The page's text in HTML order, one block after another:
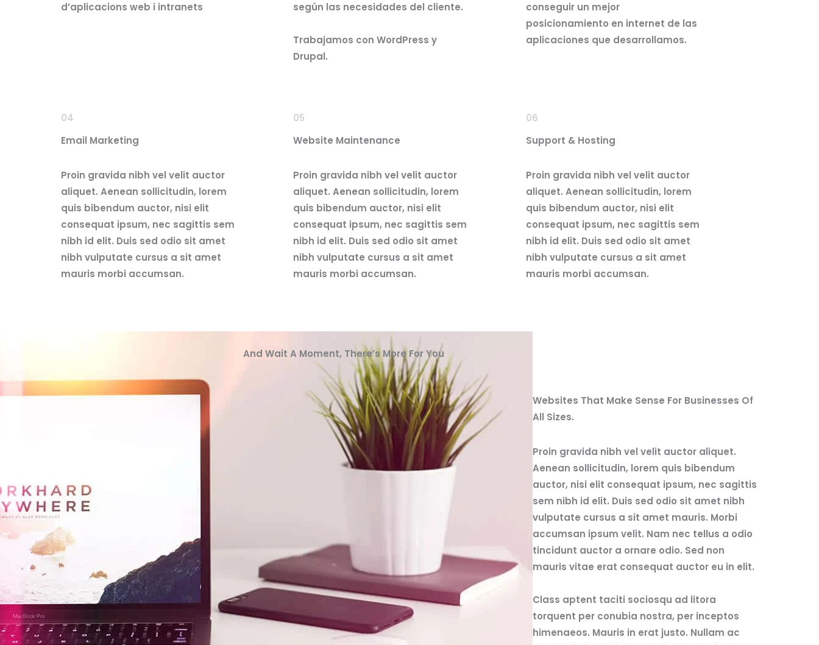
d’aplicacions web i intranets
según las necesidades del cliente.
Trabajamos con WordPress y
Drupal.
conseguir un mejor
posicionamiento en internet de las
aplicaciones que desarrollamos.
04
Email Marketing
Proin gravida nibh vel velit auctor
aliquet. Aenean sollicitudin, lorem
quis bibendum auctor, nisi elit
consequat ipsum, nec sagittis sem
nibh id elit. Duis sed odio sit amet
nibh vulputate cursus a sit amet
mauris morbi accumsan.
05
Website Maintenance
Proin gravida nibh vel velit auctor
aliquet. Aenean sollicitudin, lorem
quis bibendum auctor, nisi elit
consequat ipsum, nec sagittis sem
nibh id elit. Duis sed odio sit amet
nibh vulputate cursus a sit amet
mauris morbi accumsan.
06
Support & Hosting
Proin gravida nibh vel velit auctor
aliquet. Aenean sollicitudin, lorem
quis bibendum auctor, nisi elit
consequat ipsum, nec sagittis sem
nibh id elit. Duis sed odio sit amet
nibh vulputate cursus a sit amet
mauris morbi accumsan.
And Wait A Moment, There’s More For You
Websites That Make Sense For Businesses Of
All Sizes.
Proin gravida nibh vel velit auctor aliquet.
Aenean sollicitudin, lorem quis bibendum
auctor, nisi elit consequat ipsum, nec sagittis
sem nibh id elit. Duis sed odio sit amet nibh
vulputate cursus a sit amet mauris. Morbi
accumsan ipsum velit. Nam nec tellus a odio
tincidunt auctor a ornare odio. Sed non
mauris vitae erat consequat auctor eu in elit.
Class aptent taciti sociosqu ad litora
torquent per conubia nostra, per inceptos
himenaeos. Mauris in erat justo. Nullam ac